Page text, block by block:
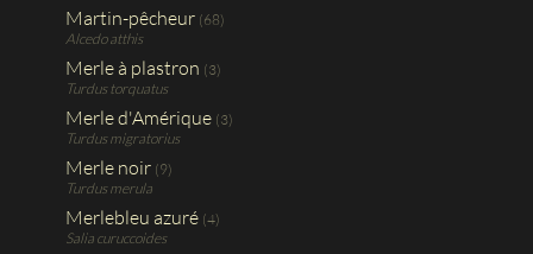
Martin-pêcheur (68)
Alcedo atthis
Merle à plastron (3)
Turdus torquatus
Merle d'Amérique (3)
Turdus migratorius
Merle noir (9)
Turdus merula
Merlebleu azuré (4)
Salia curuccoides